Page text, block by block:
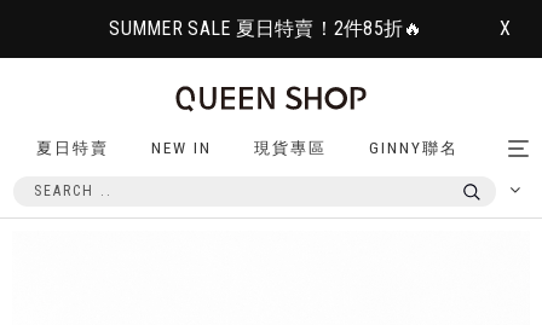
SUMMER SALE 夏日特賣！2件85折🔥 X
夏日特賣 NEW IN 現貨專區 GINNY聯名